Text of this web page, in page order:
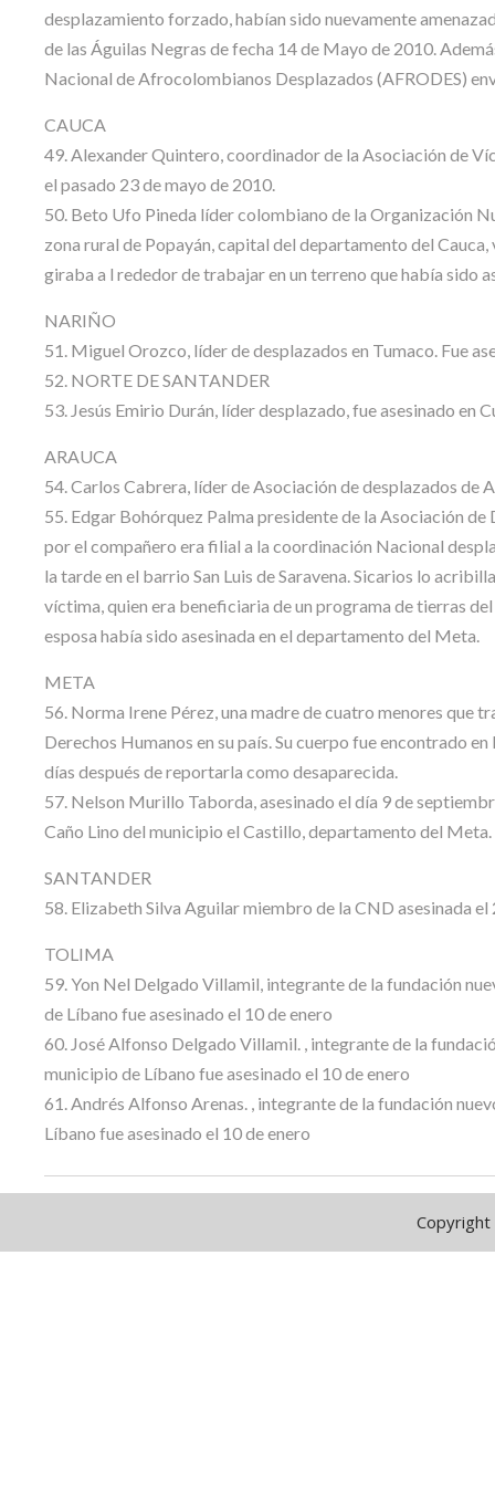
desplazamiento forzado, habían sido nuevamente
de las Águilas Negras de fecha 14 de Mayo de 2010.
Nacional de Afrocolombianos Desplazados (AFRODES)
CAUCA
49. Alexander Quintero, coordinador de la Asociación de
el pasado 23 de mayo de 2010.
50. Beto Ufo Pineda líder colombiano de la Organización
zona rural de Popayán, capital del departamento del
giraba a l rededor de trabajar en un terreno que había sido
NARIÑO
51. Miguel Orozco, líder de desplazados en Tumaco. Fue
52. NORTE DE SANTANDER
53. Jesús Emirio Durán, líder desplazado, fue asesinado en
ARAUCA
54. Carlos Cabrera, líder de Asociación de desplazados de
55. Edgar Bohórquez Palma presidente de la Asociación
por el compañero era filial a la coordinación Nacional
la tarde en el barrio San Luis de Saravena. Sicarios lo
víctima, quien era beneficiaria de un programa de tierras
esposa había sido asesinada en el departamento del Meta.
META
56. Norma Irene Pérez, una madre de cuatro menores que
Derechos Humanos en su país. Su cuerpo fue encontrado
días después de reportarla como desaparecida.
57. Nelson Murillo Taborda, asesinado el día 9 de
Caño Lino del municipio el Castillo, departamento del Meta.
SANTANDER
58. Elizabeth Silva Aguilar miembro de la CND asesinada
TOLIMA
59. Yon Nel Delgado Villamil, integrante de la fundación
de Líbano fue asesinado el 10 de enero
60. José Alfonso Delgado Villamil. , integrante de la
municipio de Líbano fue asesinado el 10 de enero
61. Andrés Alfonso Arenas. , integrante de la fundación
Líbano fue asesinado el 10 de enero
Copyright